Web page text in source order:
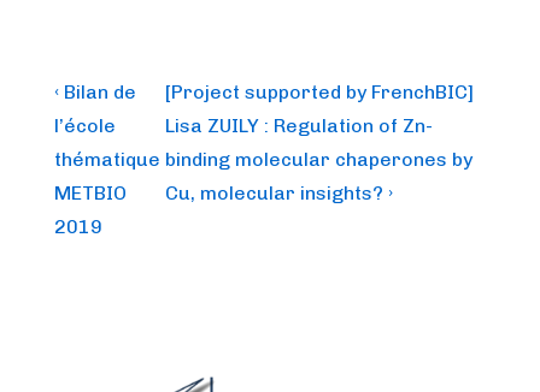
Post
navigation
Previous
Post
is
‹ Bilan de
l’école
thématique
METBIO
2019
Next
Post
is
[Project supported by FrenchBIC]
Lisa ZUILY : Regulation of Zn-
binding molecular chaperones by
Cu, molecular insights? ›